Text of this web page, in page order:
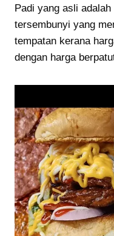
Padi yang asli
tersembunyi yang
tempatan kerana
dengan harga